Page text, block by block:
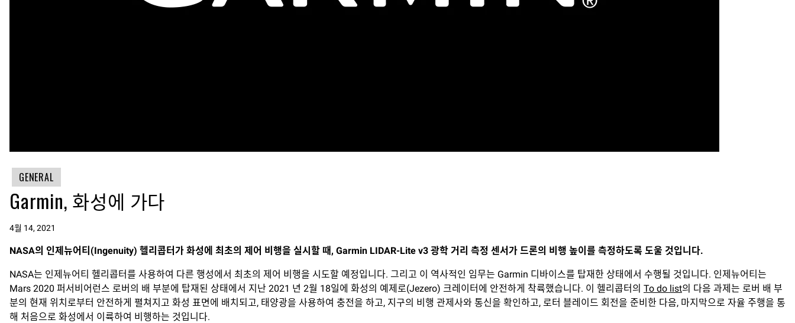
GENERAL
Garmin, 화성에 가다
4월 14, 2021
NASA의 인제뉴어티 (Ingenuity) 헬리콥터가 화성에 최초의 제어 비행을 실시할 때 , Garmin LIDAR-Lite v3 광학 거리 측정 센서가 드론의 비행 높이를 측정하도록 도울 것입니다.
NASA는 인제뉴어티 헬리콥터를 사용하여 다른 행성에서 최초의 제어 비행을 시도할 예정입니다. 그리고 이 역사적인 임무는 Garmin 디바이스를 탑재한 상태에서 수행될 것입니다. 인제뉴어티는
Mars 2020 퍼서비어런스 로버의 배 부분에 탑재된 상태에서 지난 2021 년 2월 18일에 화성의 예제로(Jezero) 크레이터에 안전하게 착륙했습니다. 이 헬리콥터의 To do list의 다음 과제는 로버 배 부
분의 현재 위치로부터 안전하게 펼쳐지고 화성 표면에 배치되고, 태양광을 사용하여 충전을 하고, 지구의 비행 관제사와 통신을 확인하고, 로터 블레이드 회전을 준비한 다음, 마지막으로 자율 주행을 통
해 처음으로 화성에서 이륙하여 비행하는 것입니다.